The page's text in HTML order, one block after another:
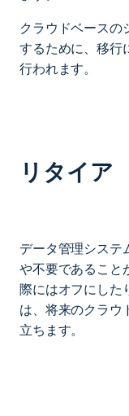
クラウドベースの
するために、移行
行われます。
リタイア
データ管理システ
や不要であること
際にはオフにした
は、将来のクラウ
立ちます。